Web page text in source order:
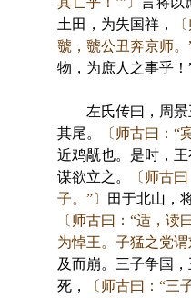
土田，为失国祥，
虢，虢公丑奔京师。”
物，为庶人之事乎！
左氏传曰，周景
其尾。
〔师古曰：“
近鸡旤也。是时，
谋欲立之。
〔师古
子。”〕
田于北山，
〔师古曰：“适，读
为悼王。子猛之党谓
及而崩。三子争国
死，
〔师古曰：“三